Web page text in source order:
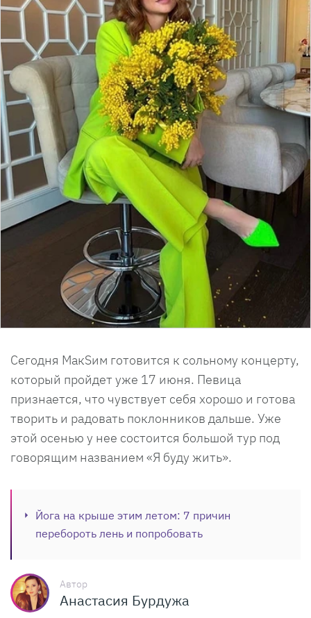
Сегодня МакSим готовится к сольному концерту,
который пройдет уже 17 июня. Певица
признается, что чувствует себя хорошо и готова
творить и радовать поклонников дальше. Уже
этой осенью у нее состоится большой тур под
говорящим названием «Я буду жить».
Йога на крыше этим летом: 7 причин
перебороть лень и попробовать
Автор
Анастасия Бурдужа